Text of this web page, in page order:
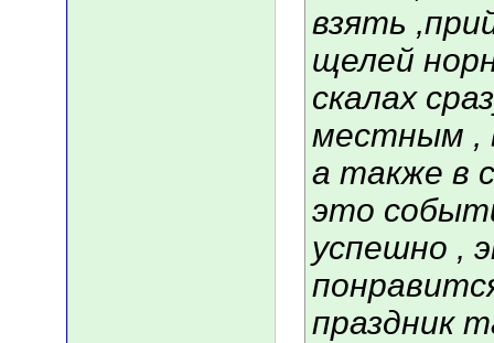
взять
щелей
скалах
местным ,
а также в
это
успешно ,
праздник